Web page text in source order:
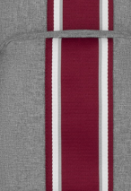
Loading...